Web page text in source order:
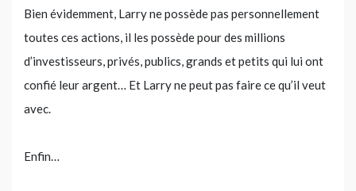
Bien évidemment, Larry ne possède pas personnellement
toutes ces actions, il les possède pour des millions
d’investisseurs, privés, publics, grands et petits qui lui ont
confié leur argent… Et Larry ne peut pas faire ce qu’il veut
avec.
Enfin…